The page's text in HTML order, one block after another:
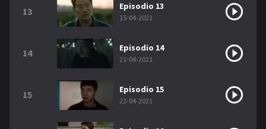
13 Episodio 13
15-04-2021
14 Episodio 14
21-04-2021
15 Episodio 15
22-04-2021